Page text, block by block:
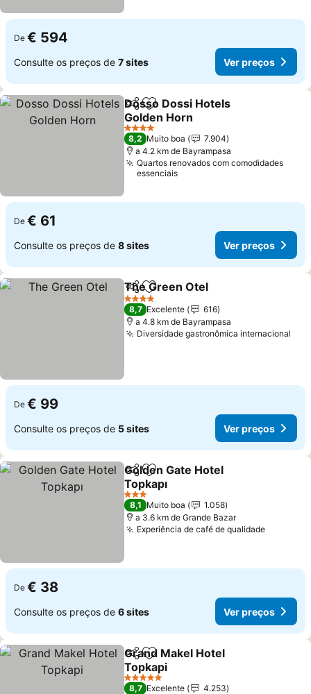
De € 594
Consulte os preços de 7 sites Ver preços
PartilharAdicionar aos favoritos
Dosso Dossi Hotels
Golden Horn
4 Estrelas
8,2 Muito boa
7.904
a 4.2 km de Bayrampasa
Quartos renovados com comodidades
essenciais
De € 61
Consulte os preços de 8 sites Ver preços
PartilharAdicionar aos favoritos
The Green Otel
4 Estrelas
8,7 Excelente
616
a 4.8 km de Bayrampasa
Diversidade gastronômica internacional
De € 99
Consulte os preços de 5 sites Ver preços
PartilharAdicionar aos favoritos
Golden Gate Hotel
Topkapı
3 Estrelas
8,1 Muito boa
1.058
a 3.6 km de Grande Bazar
Experiência de café de qualidade
De € 38
Consulte os preços de 6 sites Ver preços
PartilharAdicionar aos favoritos
Grand Makel Hotel
Topkapi
5 Estrelas
8,7 Excelente
4.253